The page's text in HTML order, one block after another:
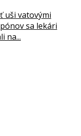
uši vatovými
sa lekári
na...